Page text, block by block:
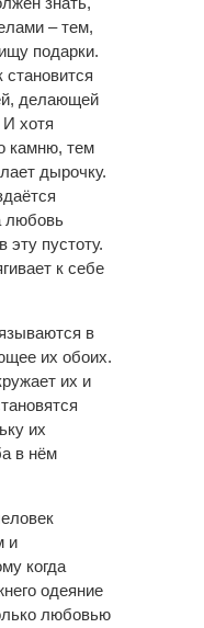
– тем,
подарки.
делающей
хотя
камню, тем
дырочку.
любовь
эту пустоту.
к себе
в
их обоих.
их и
их
в нём
и
когда
одеяние
любовью